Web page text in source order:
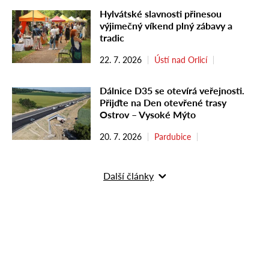
Hylvátské slavnosti přinesou
výjimečný víkend plný zábavy a
tradic
22. 7. 2026 Ústí nad Orlicí
Dálnice D35 se otevírá veřejnosti.
Přijďte na Den otevřené trasy
Ostrov – Vysoké Mýto
20. 7. 2026 Pardubice
Další články